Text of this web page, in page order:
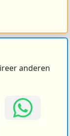
anderen